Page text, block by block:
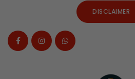
DISCLAIMER